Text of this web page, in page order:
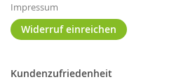
Impressum
Widerruf einreichen
Kundenzufriedenheit